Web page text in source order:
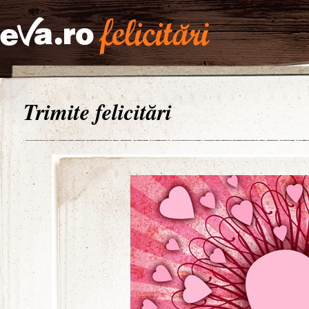
Trimite felicitări